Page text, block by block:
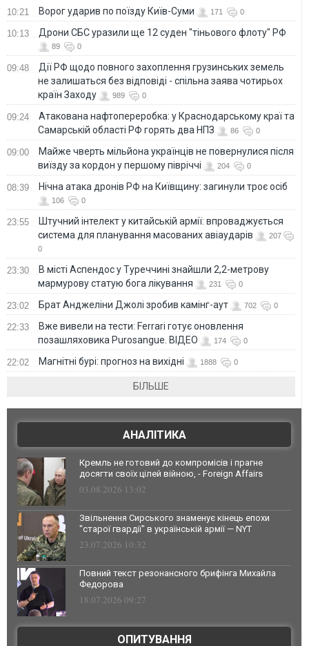
10:21 Ворог ударив по поїзду Київ-Суми 171 0
10:13 Дрони СБС уразили ще 12 суден "тіньового флоту" РФ
89 0
09:48
Дії РФ щодо повного захоплення грузинських земель
не залишаться без відповіді - спільна заява чотирьох
країн Заходу
989 0
09:24
Атакована нафтопереробка: у Краснодарському краї та
Самарській області РФ горять два НПЗ
86 0
09:00
Майже чверть мільйона українців не повернулися після
виїзду за кордон у першому півріччі
204 0
08:39 Нічна атака дронів РФ на Київщину: загинули троє осіб
106 0
23:55
Штучний інтелект у китайській армії: впроваджується
система для планування масованих авіаударів
207
0
23:30
В місті Аспендос у Туреччині знайшли 2,2-метрову
мармурову статую бога лікування
231 0
23:02 Брат Анджеліни Джолі зробив камінг-аут 702 0
22:33
Вже вивели на тести: Ferrari готує оновлення
позашляховика Purosangue. ВІДЕО
174 0
22:02 Магнітні бурі: прогноз на вихідні 1888 0
БІЛЬШЕ
АНАЛІТИКА
Кремль не готовий до компромісів і прагне
досягти своїх цілей війною, - Foreign Affairs
03.08.2026 13:02
Звільнення Сирського знаменує кінець епохи
"старої гвардії" в українській армії — NYT
23.07.2026 10:32
Повний текст резонансного брифінга Михайла
Федорова
18.07.2026 09:27
ОПИТУВАННЯ